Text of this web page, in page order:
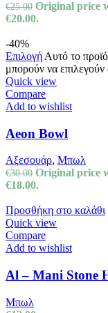
€25.00 Original price
€20.00.
-40%
Επιλογή Αυτό το
μπορούν να επιλεγούν
Quick view
Compare
Add to wishlist
Aeon Bowl
Αξεσουάρ, Μπωλ
€30.00 Original price
€18.00.
Προσθήκη στο καλάθι
Quick view
Compare
Add to wishlist
Al – Mani Stone
Μπωλ